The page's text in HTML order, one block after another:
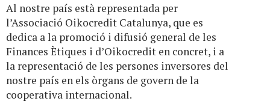
Al nostre país està representada per
l’Associació Oikocredit Catalunya, que es
dedica a la promoció i difusió general de les
Finances Ètiques i d’Oikocredit en concret, i a
la representació de les persones inversores del
nostre país en els òrgans de govern de la
cooperativa internacional.